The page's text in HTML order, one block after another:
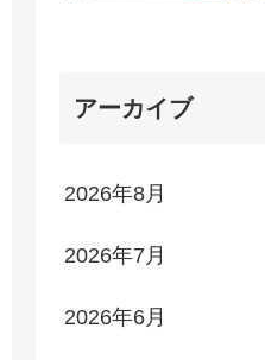
アーカイブ
2026年8月
2026年7月
2026年6月